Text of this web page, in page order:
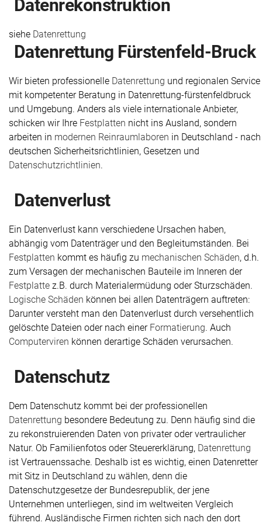
Daten­rekonstruktion
siehe Datenrettung
Daten­rettung Fürstenfeld-Bruck
Wir bieten professionelle Datenrettung und regionalen Service
mit kompetenter Beratung in Datenrettung-fürstenfeldbruck
und Umgebung. Anders als viele internationale Anbieter,
schicken wir Ihre Festplatten nicht ins Ausland, sondern
arbeiten in modernen Reinraumlaboren in Deutschland - nach
deutschen Sicherheitsrichtlinien, Gesetzen und
Datenschutzrichtlinien.
Daten­verlust
Ein Datenverlust kann verschiedene Ursachen haben,
abhängig vom Datenträger und den Begleitumständen. Bei
Festplatten kommt es häufig zu mechanischen Schäden, d.h.
zum Versagen der mechanischen Bauteile im Inneren der
Festplatte z.B. durch Materialermüdung oder Sturzschäden.
Logische Schäden können bei allen Datenträgern auftreten:
Darunter versteht man den Datenverlust durch versehentlich
gelöschte Dateien oder nach einer Formatierung. Auch
Computerviren können derartige Schäden verursachen.
Daten­schutz
Dem Datenschutz kommt bei der professionellen
Datenrettung besondere Bedeutung zu. Denn häufig sind die
zu rekonstruierenden Daten von privater oder vertraulicher
Natur. Ob Familienfotos oder Steuererklärung, Datenrettung
ist Vertrauenssache. Deshalb ist es wichtig, einen Datenretter
mit Sitz in Deutschland zu wählen, denn die
Datenschutzgesetze der Bundesrepublik, der jene
Unternehmen unterliegen, sind im weltweiten Vergleich
führend. Ausländische Firmen richten sich nach den dort